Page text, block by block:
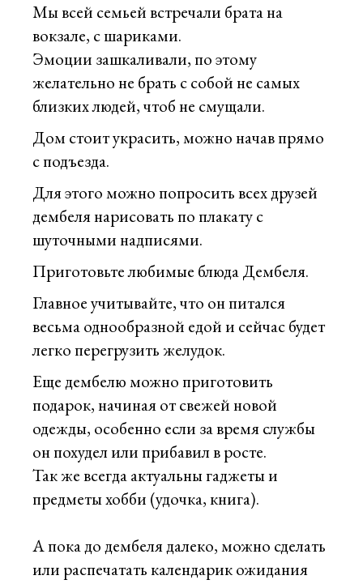
Мы всей семьей встречали брата на
вокзале, с шариками.
Эмоции зашкаливали, по этому
желательно не брать с собой не самых
близких людей, чтоб не смущали.
Дом стоит украсить, можно начав прямо
с подъезда.
Для этого можно попросить всех друзей
дембеля нарисовать по плакату с
шуточными надписями.
Приготовьте любимые блюда Дембеля.
Главное учитывайте, что он питался
весьма однообразной едой и сейчас будет
легко перегрузить желудок.
Еще дембелю можно приготовить
подарок, начиная от свежей новой
одежды, особенно если за время службы
он похудел или прибавил в росте.
Так же всегда актуальны гаджеты и
предметы хобби (удочка, книга).
А пока до дембеля далеко, можно сделать
или распечатать календарик ожидания